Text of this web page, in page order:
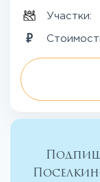
Участки: